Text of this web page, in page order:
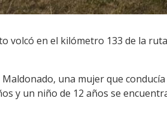
volcó en el kilómetro 133 de la
una mujer que
y un niño de 12 años se